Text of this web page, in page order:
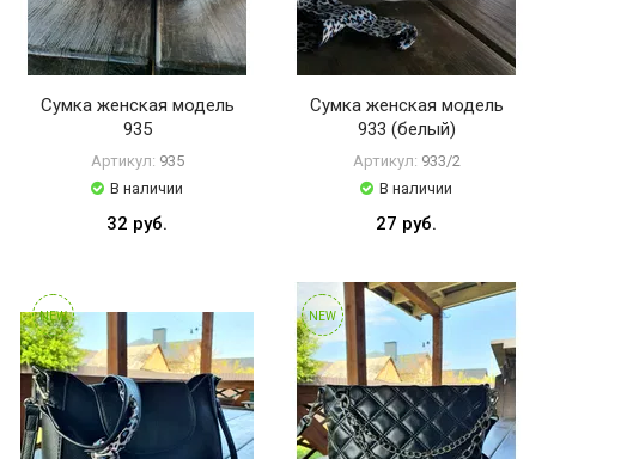
Сумка женская модель
935
Артикул: 935
В наличии
32 руб.
Сумка женская модель
933 (белый)
Артикул: 933/2
В наличии
27 руб.
NEW NEW